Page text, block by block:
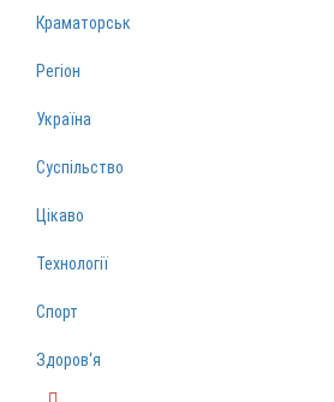
Краматорськ
Регіон
Україна
Суспільство
Цікаво
Технології
Спорт
Здоров‘я